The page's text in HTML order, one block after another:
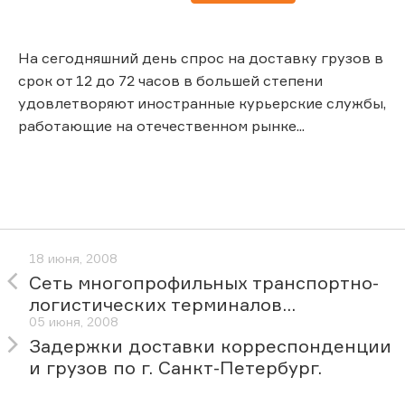
На сегодняшний день спрос на доставку грузов в
срок от 12 до 72 часов в большей степени
удовлетворяют иностранные курьерские службы,
работающие на отечественном рынке...
18 июня, 2008
Сеть многопрофильных транспортно-
логистических терминалов...
05 июня, 2008
Задержки доставки корреспонденции
и грузов по г. Санкт-Петербург.